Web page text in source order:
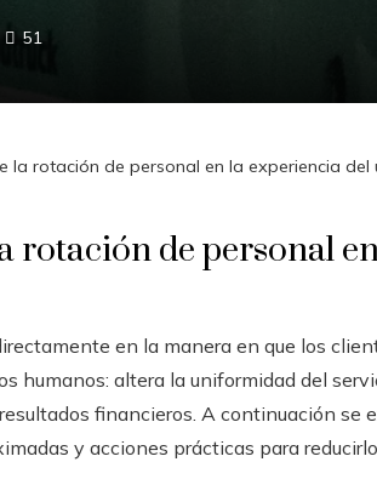
51
la rotación de personal en la experiencia del
rotación de personal
en la manera en que los
humanos: altera la uniformidad del
financieros. A continuación se
y acciones prácticas para